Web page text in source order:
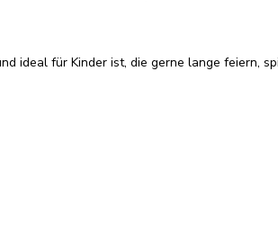
für Kinder ist, die gerne lange feiern,